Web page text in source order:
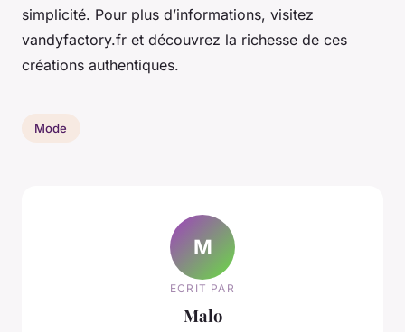
simplicité. Pour plus d’informations, visitez
vandyfactory.fr et découvrez la richesse de ces
créations authentiques.
Mode
M
ECRIT PAR
Malo